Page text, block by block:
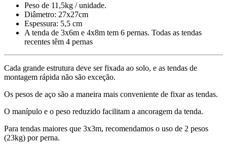
Peso de 11,5kg / unidade.
Diâmetro: 27x27cm
Espessura: 5,5 cm
A tenda de 3x6m e 4x8m tem 6 pernas. Todas as tendas
recentes têm 4 pernas
Cada grande estrutura deve ser fixada ao solo, e as tendas de
montagem rápida não são exceção.
Os pesos de aço são a maneira mais conveniente de fixar as tendas.
O manípulo e o peso reduzido facilitam a ancoragem da tenda.
Para tendas maiores que 3x3m, recomendamos o uso de 2 pesos
(23kg) por perna.